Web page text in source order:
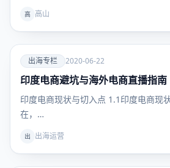
高 高山
爱
出海专
栏
出海专栏 2020-06-22
印度电商避坑与海外电商直播指南
印度电商现状与切入点 1.1印度电商现
在，…
出 出海运营